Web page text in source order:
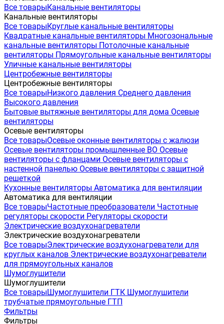
Все товарыКанальные вентиляторы
Канальные вентиляторы
Все товарыКруглые канальные вентиляторы
Квадратные канальные вентиляторы Многозональные
канальные вентиляторы Потолочные канальные
вентиляторы Прямоугольные канальные вентиляторы
Уличные канальные вентиляторы
Центробежные вентиляторы
Центробежные вентиляторы
Все товарыНизкого давления Среднего давления
Высокого давления
Бытовые вытяжные вентиляторы для дома Осевые
вентиляторы
Осевые вентиляторы
Все товарыОсевые оконные вентиляторы с жалюзи
Осевые вентиляторы промышленные ВО Осевые
вентиляторы с фланцами Осевые вентиляторы с
настенной панелью Осевые вентиляторы с защитной
решеткой
Кухонные вентиляторы Автоматика для вентиляции
Автоматика для вентиляции
Все товарыЧастотные преобразователи Частотные
регуляторы скорости Регуляторы скорости
Электрические воздухонагреватели
Электрические воздухонагреватели
Все товарыЭлектрические воздухонагреватели для
круглых каналов Электрические воздухонагреватели
для прямоугольных каналов
Шумоглушители
Шумоглушители
Все товарыШумоглушители ГТК Шумоглушители
трубчатые прямоугольные ГТП
Фильтры
Фильтры